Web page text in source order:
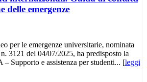
delle emergenze
per le emergenze universitarie, nominata
3121 del 04/07/2025, ha predisposto la
Supporto e assistenza per studenti... [leggi